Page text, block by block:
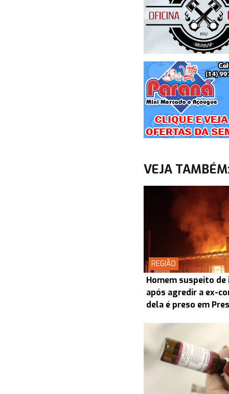
VEJA
REGIÃO
Homem suspeito de
após agredir a ex-
dela é preso em